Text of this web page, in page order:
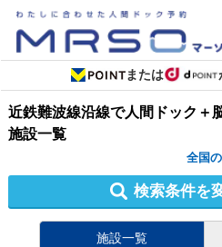
または
近鉄難波線沿線で人間ドック＋
施設一覧
全国
検索条件を
施設一覧